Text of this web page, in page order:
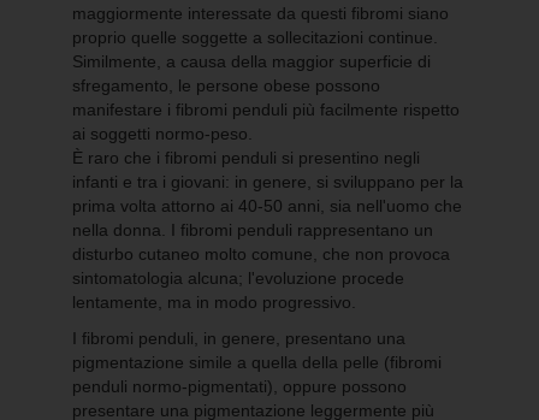
maggiormente interessate da questi fibromi siano
proprio quelle soggette a sollecitazioni continue.
Similmente, a causa della maggior superficie di
sfregamento, le persone obese possono
manifestare i fibromi penduli più facilmente rispetto
ai soggetti normo-peso.
È raro che i fibromi penduli si presentino negli
infanti e tra i giovani: in genere, si sviluppano per la
prima volta attorno ai 40-50 anni, sia nell'uomo che
nella donna. I fibromi penduli rappresentano un
disturbo cutaneo molto comune, che non provoca
sintomatologia alcuna; l'evoluzione procede
lentamente, ma in modo progressivo.
I fibromi penduli, in genere, presentano una
pigmentazione simile a quella della pelle (fibromi
penduli normo-pigmentati), oppure possono
presentare una pigmentazione leggermente più